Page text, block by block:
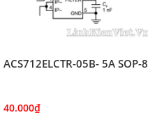
ACS712ELCTR-05B- 5A SOP-8
40.000₫